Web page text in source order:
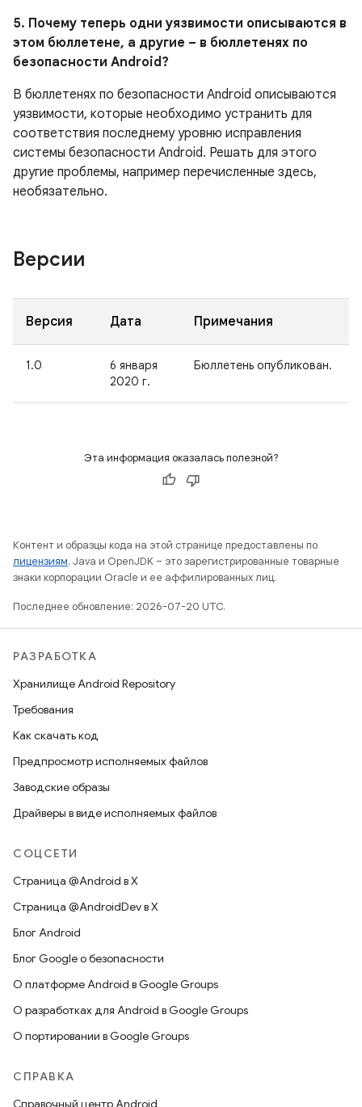
5. Почему теперь одни уязвимости описываются в
этом бюллетене, а другие – в бюллетенях по
безопасности Android?
В бюллетенях по безопасности Android описываются
уязвимости, которые необходимо устранить для
соответствия последнему уровню исправления
системы безопасности Android. Решать для этого
другие проблемы, например перечисленные здесь,
необязательно.
Версии
Версия Дата Примечания
1.0
6 января
2020 г.
Бюллетень опубликован.
Эта информация оказалась полезной?
Контент и образцы кода на этой странице предоставлены по
лицензиям. Java и OpenJDK – это зарегистрированные товарные
знаки корпорации Oracle и ее аффилированных лиц.
Последнее обновление: 2026-07-20 UTC.
РАЗРАБОТКА
Хранилище Android Repository
Требования
Как скачать код
Предпросмотр исполняемых файлов
Заводские образы
Драйверы в виде исполняемых файлов
СОЦСЕТИ
Страница @Android в X
Страница @AndroidDev в X
Блог Android
Блог Google о безопасности
О платформе Android в Google Groups
О разработках для Android в Google Groups
О портировании в Google Groups
СПРАВКА
Справочный центр Android